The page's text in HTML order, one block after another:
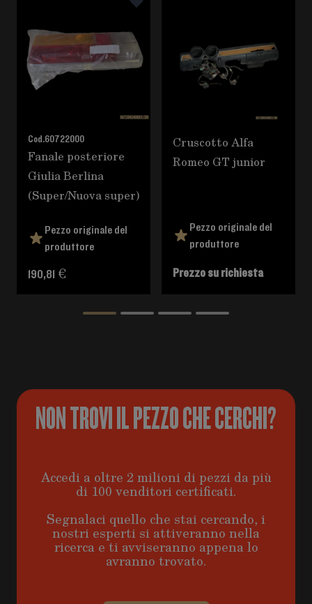
Cod.60722000
Fanale posteriore
Giulia Berlina
(Super/Nuova super)
Pezzo originale del
produttore
190,81 €
Cruscotto Alfa
Romeo GT junior
Pezzo originale del
produttore
Prezzo su richiesta
NON TROVI IL PEZZO CHE CERCHI?
Accedi a oltre 2 milioni di pezzi da più
di 100 venditori certificati.
Segnalaci quello che stai cercando, i
nostri esperti si attiveranno nella
ricerca e ti avviseranno appena lo
avranno trovato.